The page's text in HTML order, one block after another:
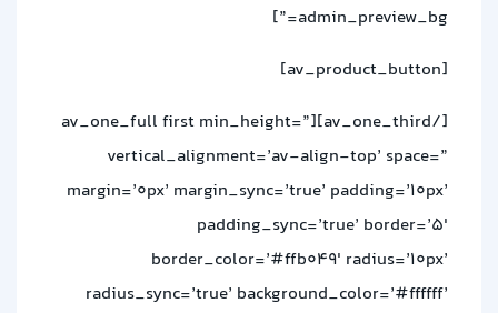
admin_preview_bg=”]
[av_product_button]
[/av_one_third][av_one_full first min_height=”
vertical_alignment=’av-align-top’ space=”
margin=’0px’ margin_sync=’true’ padding=’10px’
padding_sync=’true’ border=’5′
border_color=’#ffb049′ radius=’10px’
radius_sync=’true’ background_color=’#ffffff’